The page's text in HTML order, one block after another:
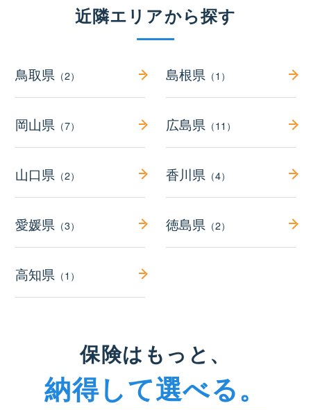
近隣エリアから探す
鳥取県 （2） 島根県（1）
岡山県 （7） 広島県（11）
山口県 （2） 香川県（4）
愛媛県 （3） 徳島県 （2）
高知県 （1）
保険はもっと、
納得して選べる。